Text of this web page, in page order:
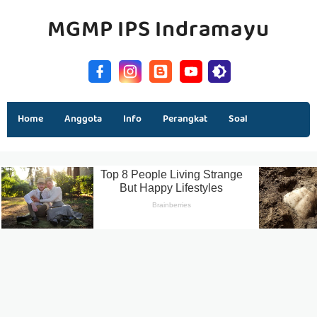
MGMP IPS Indramayu
Home Anggota Info Perangkat Soal